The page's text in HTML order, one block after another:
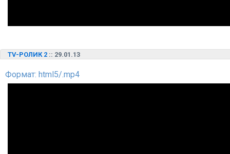
TV-РОЛИК 2 :: 29.01.13
Формат: html5/.mp4